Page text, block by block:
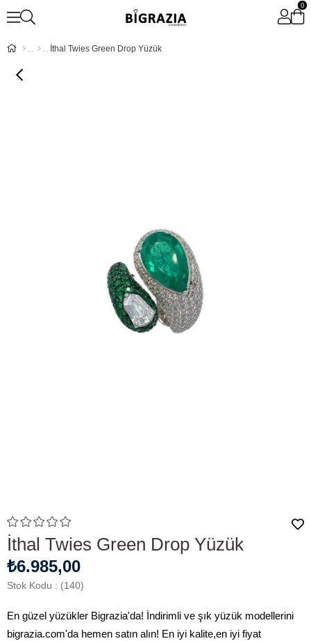
0
İthal Twies Green Drop Yüzük
İthal Twies Green Drop Yüzük
₺6.985,00
Stok Kodu (140)
En güzel yüzükler Bigrazia'da! İndirimli ve şık yüzük modellerini
bigrazia.com'da hemen satın alın! En iyi kalite,en iyi fiyat